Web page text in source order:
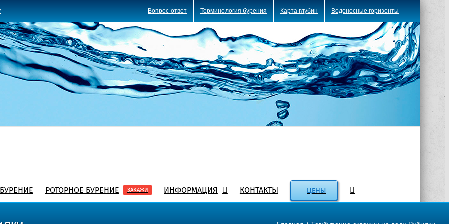
Вопрос-ответ Терминология бурения Карта глубин Водоносные горизонты
РОТОРНОЕ БУРЕНИЕ ЗАКАЖИ ИНФОРМАЦИЯ КОНТАКТЫ ЦЕНЫ